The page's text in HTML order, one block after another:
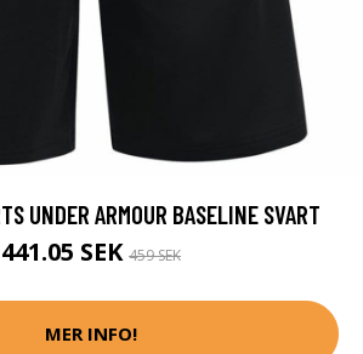
UNDER ARMOUR BASELINE SVART
441.05 SEK 459 SEK
MER INFO!